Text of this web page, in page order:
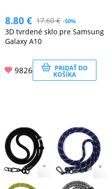
8.80€ 17.60€ -50%
3D tvrdené sklo pre Samsung
Galaxy A10
9826 PRIDAŤ DO
KOŠÍKA